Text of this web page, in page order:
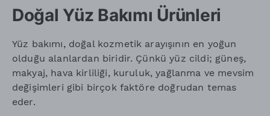
Doğal Yüz Bakımı Ürünleri
Yüz bakımı, doğal kozmetik arayışının en yoğun
olduğu alanlardan biridir. Çünkü yüz cildi; güneş,
makyaj, hava kirliliği, kuruluk, yağlanma ve mevsim
değişimleri gibi birçok faktöre doğrudan temas
eder.